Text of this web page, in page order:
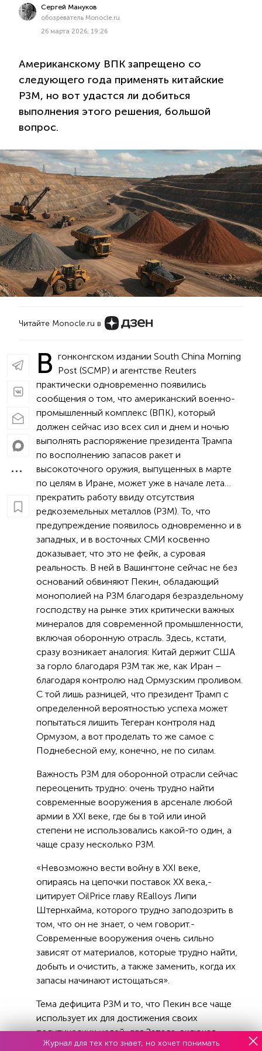
Сергей Мануков
обозреватель Monocle.ru
26 марта 2026, 19:26
Американскому ВПК запрещено со
следующего года применять китайские
РЗМ, но вот удастся ли добиться
выполнения этого решения, большой
вопрос.
Читайте Monocle.ru в
В гонконгском издании South China Morning
Post (SCMP) и агентстве Reuters
практически одновременно появились
сообщения о том, что американский военно-
промышленный комплекс (ВПК), который
должен сейчас изо всех сил и днем и ночью
выполнять распоряжение президента Трампа
по восполнению запасов ракет и
высокоточного оружия, выпущенных в марте
по целям в Иране, может уже в начале лета…
прекратить работу ввиду отсутствия
редкоземельных металлов (РЗМ). То, что
предупреждение появилось одновременно и в
западных, и в восточных СМИ косвенно
доказывает, что это не фейк, а суровая
реальность. В ней в Вашингтоне сейчас не без
оснований обвиняют Пекин, обладающий
монополией на РЗМ благодаря безраздельному
господству на рынке этих критически важных
минералов для современной промышленности,
включая оборонную отрасль. Здесь, кстати,
сразу возникает аналогия: Китай держит США
за горло благодаря РЗМ так же, как Иран –
благодаря контролю над Ормузским проливом.
С той лишь разницей, что президент Трамп с
определенной вероятностью успеха может
попытаться лишить Тегеран контроля над
Ормузом, а вот проделать то же самое с
Поднебесной ему, конечно, не по силам.
Важность РЗМ для оборонной отрасли сейчас
переоценить трудно: очень трудно найти
современные вооружения в арсенале любой
армии в ХХI веке, где бы в той или иной
степени не использовались какой-то один, а
чаще сразу несколько РЗМ.
«Невозможно вести войну в XXI веке,
опираясь на цепочки поставок ХХ века,-
цитирует OilPrice главу REalloys Липи
Штернхайма, которого трудно заподозрить в
том, что он не знает, о чем говорит.-
Современные вооружения очень сильно
зависят от материалов, которые трудно найти,
добыть и очистить, а также заменить, когда их
запасы начинают истощаться».
Тема дефицита РЗМ и то, что Пекин все чаще
использует их для достижения своих
политических целей, для Запада, включая,
естественно, США, конечно, не нова.
Журнал для тех кто знает, но хочет понимать